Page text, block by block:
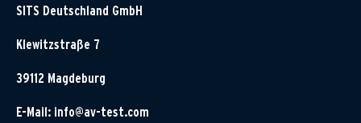
SITS Deutschland GmbH
Klewitzstraße 7
39112 Magdeburg
E-Mail: info@av-test.com